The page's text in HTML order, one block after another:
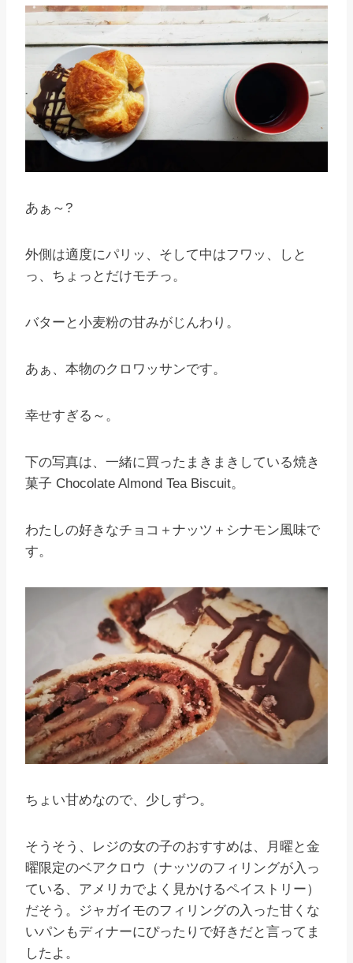
あぁ～?
外側は適度にパリッ、そして中はフワッ、しと
っ、ちょっとだけモチっ。
バターと小麦粉の甘みがじんわり。
あぁ、本物のクロワッサンです。
幸せすぎる～。
下の写真は、一緒に買ったまきまきしている焼き
菓子 Chocolate Almond Tea Biscuit。
わたしの好きなチョコ＋ナッツ＋シナモン風味で
す。
ちょい甘めなので、少しずつ。
そうそう、レジの女の子のおすすめは、月曜と金
曜限定のベアクロウ（ナッツのフィリングが入っ
ている、アメリカでよく見かけるペイストリー）
だそう。ジャガイモのフィリングの入った甘くな
いパンもディナーにぴったりで好きだと言ってま
したよ。